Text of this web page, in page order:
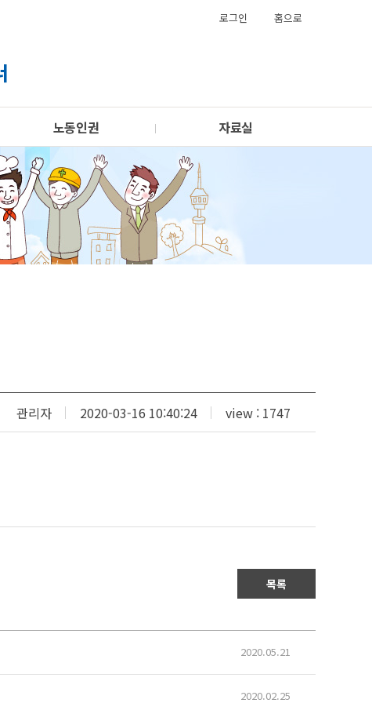
로그인 홈으로
노동인권 자료실
관리자 2020-03-16 10:40:24 view : 1747
목록
2020.05.21
2020.02.25